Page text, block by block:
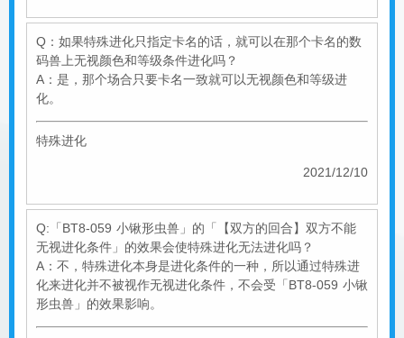
Q：如果特殊进化只指定卡名的话，就可以在那个卡名的数
码兽上无视颜色和等级条件进化吗？
A：是，那个场合只要卡名一致就可以无视颜色和等级进
化。
特殊进化
2021/12/10
Q:「BT8-059 小锹形虫兽」的「【双方的回合】双方不能
无视进化条件」的效果会使特殊进化无法进化吗？
A：不，特殊进化本身是进化条件的一种，所以通过特殊进
化来进化并不被视作无视进化条件，不会受「BT8-059 小锹
形虫兽」的效果影响。